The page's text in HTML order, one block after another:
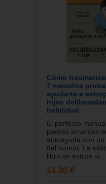
Cómo
7 métodos
ayudarte a
hijos
habilidad
El perfecto
padres amantes
autoayuda con
del humor. La
libro se extrae si...
14.00 €